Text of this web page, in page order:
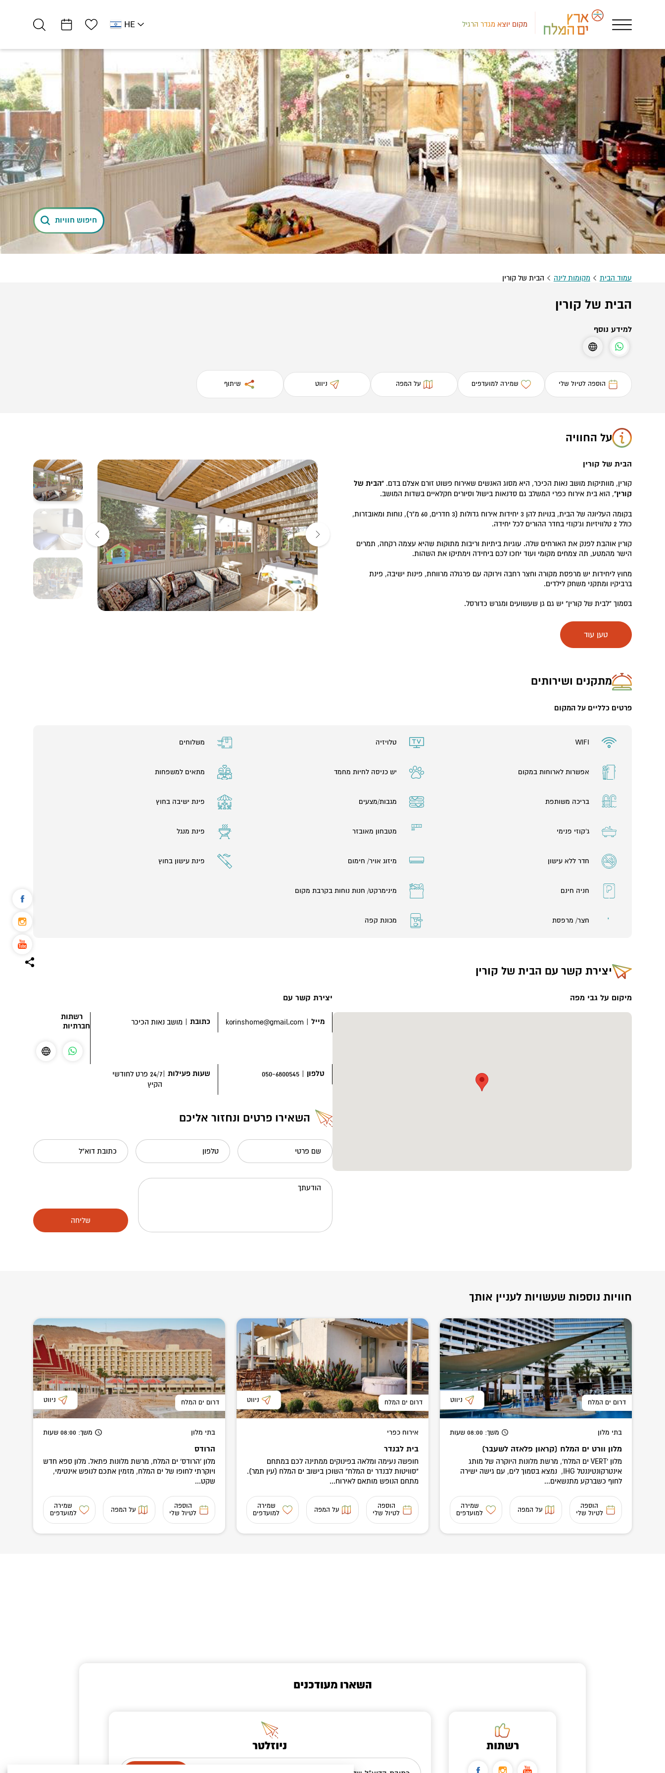
מקום יוצא מגדר הרגיל
HE
רשימת מועדפים
חיפוש חוויות
עמוד הבית מקומות לינה הבית של קורין
הבית של קורין
למידע נוסף
הוספה לטיול שלי שמירה למועדפים על המפה ניווט שיתוף
על החוויה
הבית של קורין
קורין, מוותיקות מושב נאות הכיכר, היא מסוג האנשים שאירוח פשוט זורם אצלם בדם."הבית של
קורין", הוא בית אירוח כפרי המשלב גם סדנאות בישול וסיורים חקלאיים בשדות המושב.
בקומה העליונה של הבית, בנויות להן 3 יחידות אירוח גדולות (3 חדרים, 60 מ"ר), נוחות ומאובזרות,
כולל 2 טלוויזיות וג'קוזי בחדר ההורים לכל יחידה.
קורין אוהבת לפנק את האורחים שלה. עוגיות ביתיות וריבות מתוקות שהיא עצמה רקחה, תמרים
הישר מהמטע, תה צמחים מקומי ועוד יחכו לכם ביחידה וימתיקו את השהות.
מחוץ ליחידות יש מרפסת מקורה וחצר רחבה וירוקה עם פרגולה מרווחת, פינות ישיבה, פינת
ברביקיו ומתקני משחק לילדים.
בסמוך "לבית של קורין" יש גם גן שעשועים ומגרש כדורסל.
במתחם:3 יחידות משפחתיות (עד 6 אורחים בכל יחידה).
המתחם סגור להזמנות בחודשי יולי-אוגוסט
טען עוד
מתקנים ושירותים
פרטים כלליים על המקום
WIFI
אפשרות לארוחות במקום
בריכה משותפת
ג'קוזי פנימי
חדר ללא עישון
חניה חינם
חצר/ מרפסת
טלויזיה
יש כניסה לחיות מחמד
מגבות/מצעים
מטבחון מאובזר
מיזוג אויר/ חימום
מינימרקט/ חנות נוחות בקרבת מקום
מכונת קפה
משלוחים
מתאים למשפחות
פינת ישיבה בחוץ
פינת מנגל
פינת עישון בחוץ
יצירת קשר עם הבית של קורין
מיקום על גבי מפה יצירת קשר עם
מייל |
korinshome@gmail.com כתובת | מושב נאות הכיכר
רשתות
חברתיות
טלפון |
050-6800545 שעות פעילות |
24/7 פרט לחודשי
הקיץ
השאירו פרטים ונחזור אליכם
שם פרטי טלפון כתובת דוא"ל
הודעתך
שליחה
חוויות נוספות שעשויות לעניין אותך
דרום ים המלח ניווט
בתי מלון משך: 08:00 שעות
מלון וורט ים המלח (קראון פלאזה לשעבר)
מלון 'VERT ים המלח', מרשת מלונות היוקרה של מותג
אינטרקונטיננטל IHG, נמצא בסמוך לים, עם גישה ישירה
לחוף כשברקע מתנשאים...
הוספה
לטיול שלי
על המפה
שמירה
למועדפים
דרום ים המלח ניווט
אירוח כפרי
בית לבנדר
חופשה נעימה ומלאה בפינוקים ממתינה לכם במתחם
"סוויטות לבנדר ים המלח" השוכן בישוב ים המלח (עין תמר).
מתחם הנופש מותאם לאירוח...
הוספה
לטיול שלי
על המפה
שמירה
למועדפים
דרום ים המלח ניווט
בתי מלון משך: 08:00 שעות
הרודס
מלון 'הרודס' ים המלח, מרשת מלונות פתאל. מלון ספא חדש
ויוקרתי לחופו של ים המלח, מזמין אתכם לנופש אינטימי,
שקט...
הוספה
לטיול שלי
על המפה
שמירה
למועדפים
השארו מעודכנים
רשתות ניוזלטר
דרום ים המלח
חוף מרכזי עין…